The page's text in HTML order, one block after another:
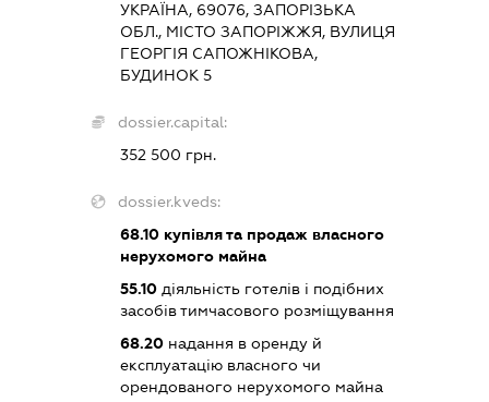
УКРАЇНА, 69076, ЗАПОРІЗЬКА
ОБЛ., МІСТО ЗАПОРІЖЖЯ, ВУЛИЦЯ
ГЕОРГІЯ САПОЖНІКОВА,
БУДИНОК 5
dossier.capital:
352 500 грн.
dossier.kveds:
68.10 купівля та продаж власного
нерухомого майна
55.10 діяльність готелів і подібних
засобів тимчасового розміщування
68.20 надання в оренду й
експлуатацію власного чи
орендованого нерухомого майна